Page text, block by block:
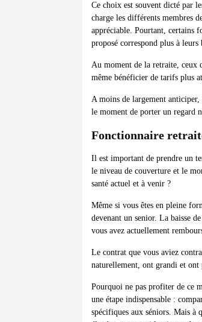
Ce choix est souvent dicté par
charge les différents membres
appréciable. Pourtant, certains
proposé correspond plus à leurs
Au moment de la retraite, ceux
même bénéficier de tarifs plus
A moins de largement
le moment de porter un regard
Fonctionnaire
Il est important de prendre un
le niveau de couverture et le
santé actuel et à venir ?
Même si vous êtes en pleine
devenant un senior. La baisse
vous avez actuellement
Le contrat que vous aviez
naturellement, ont grandi et ont
Pourquoi ne pas profiter de ce
une étape indispensable :
spécifiques aux séniors. Mais à